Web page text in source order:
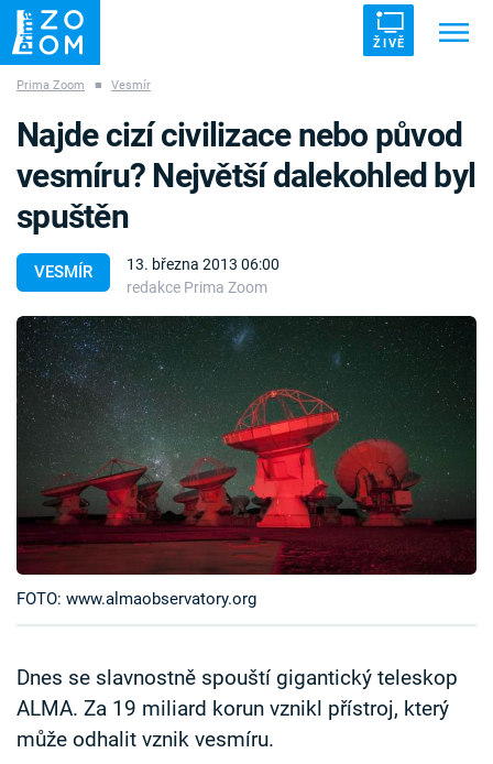
ŽIVĚ
ZÁHADY VETŘELCI DÁVNOVĚKU
Témata
Témata
Pořady
TV Program
Časopis
Sledujte prima+
Sledujte nás
Prima Zoom ■ Vesmír
VESMÍR
13. března 2013 06:00
redakce Prima Zoom
Najde cizí civilizace nebo původ
vesmíru? Největší dalekohled byl
spuštěn
FOTO: www.almaobservatory.org
Dnes se slavnostně spouští gigantický teleskop
ALMA. Za 19 miliard korun vznikl přístroj, který
může odhalit vznik vesmíru.